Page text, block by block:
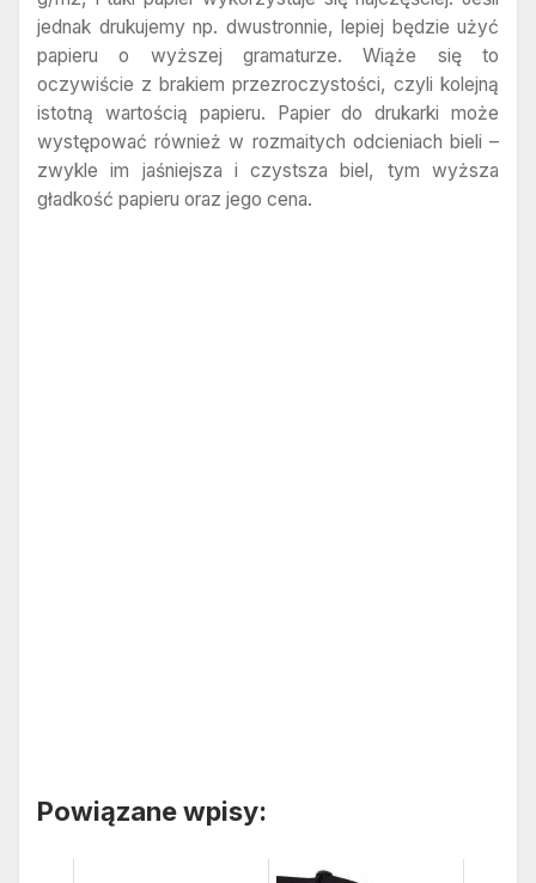
jednak drukujemy np. dwustronnie, lepiej będzie użyć
papieru o wyższej gramaturze. Wiąże się to
oczywiście z brakiem przezroczystości, czyli kolejną
istotną wartością papieru. Papier do drukarki może
występować również w rozmaitych odcieniach bieli –
zwykle im jaśniejsza i czystsza biel, tym wyższa
gładkość papieru oraz jego cena.
Powiązane wpisy: